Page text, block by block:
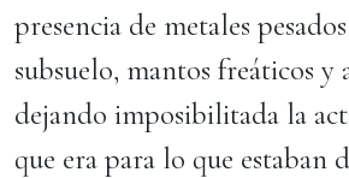
presencia de metales
subsuelo, mantos freáticos y
dejando imposibilitada la
que era para lo que estaban